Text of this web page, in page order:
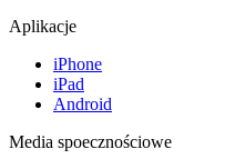
Aplikacje
iPhone
iPad
Android
Media spoecznościowe